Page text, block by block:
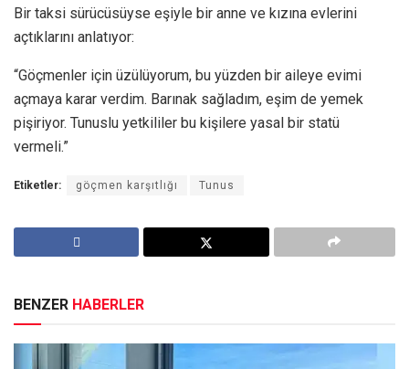
Bir taksi sürücüsüyse eşiyle bir anne ve kızına evlerini
açtıklarını anlatıyor:
“Göçmenler için üzülüyorum, bu yüzden bir aileye evimi
açmaya karar verdim. Barınak sağladım, eşim de yemek
pişiriyor. Tunuslu yetkililer bu kişilere yasal bir statü
vermeli.”
Etiketler: göçmen karşıtlığı Tunus
BENZER HABERLER